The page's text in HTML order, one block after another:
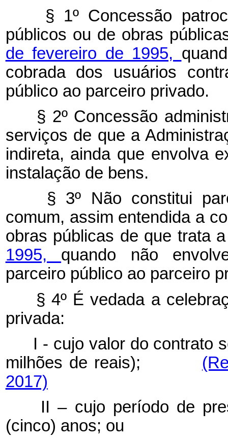
§ 1º Concessão
públicos ou de obras
de fevereiro de 1995,
cobrada dos usuários
público ao parceiro privado.
§ 2º Concessão
serviços de que a
indireta, ainda que envolva
instalação de bens.
§ 3º Não constitui
comum, assim entendida a
obras públicas de que trata
1995, quando não
parceiro público ao parceiro
§ 4º É vedada a
privada:
I - cujo valor do contrato
milhões de reais);
2017)
II – cujo período de
(cinco) anos; ou